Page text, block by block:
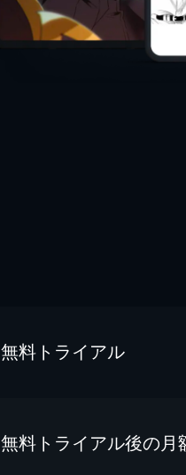
無料トライアル
無料トライアル後の⽉